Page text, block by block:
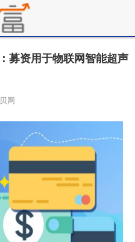
募资用于物联网智能超声
网